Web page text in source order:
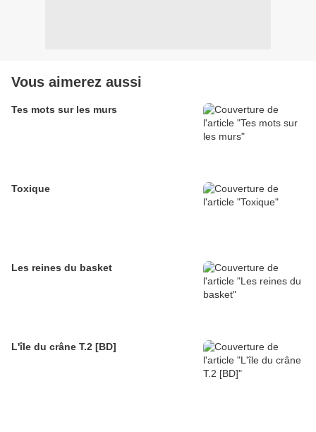
Vous aimerez aussi
Tes mots sur les murs
Toxique
Les reines du basket
L'île du crâne T.2 [BD]